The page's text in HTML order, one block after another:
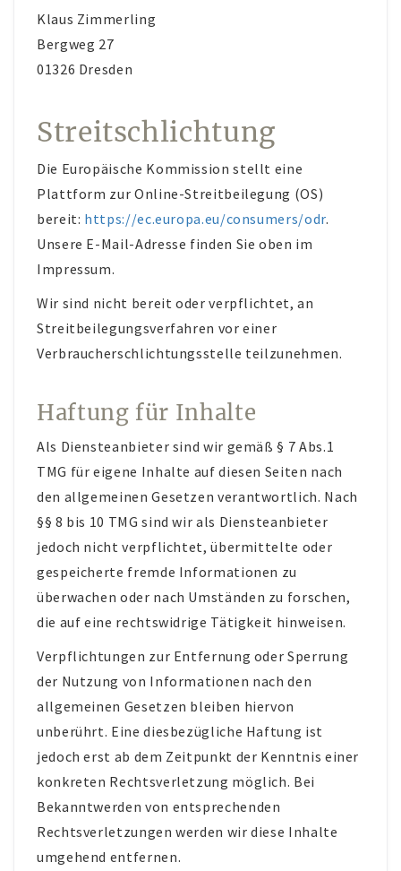
Klaus Zimmerling
Bergweg 27
01326 Dresden
Streitschlichtung
Die Europäische Kommission stellt eine
Plattform zur Online-Streitbeilegung (OS)
bereit: https://ec.europa.eu/consumers/odr.
Unsere E-Mail-Adresse finden Sie oben im
Impressum.
Wir sind nicht bereit oder verpflichtet, an
Streitbeilegungsverfahren vor einer
Verbraucherschlichtungsstelle teilzunehmen.
Haftung für Inhalte
Als Diensteanbieter sind wir gemäß § 7 Abs.1
TMG für eigene Inhalte auf diesen Seiten nach
den allgemeinen Gesetzen verantwortlich. Nach
§§ 8 bis 10 TMG sind wir als Diensteanbieter
jedoch nicht verpflichtet, übermittelte oder
gespeicherte fremde Informationen zu
überwachen oder nach Umständen zu forschen,
die auf eine rechtswidrige Tätigkeit hinweisen.
Verpflichtungen zur Entfernung oder Sperrung
der Nutzung von Informationen nach den
allgemeinen Gesetzen bleiben hiervon
unberührt. Eine diesbezügliche Haftung ist
jedoch erst ab dem Zeitpunkt der Kenntnis einer
konkreten Rechtsverletzung möglich. Bei
Bekanntwerden von entsprechenden
Rechtsverletzungen werden wir diese Inhalte
umgehend entfernen.